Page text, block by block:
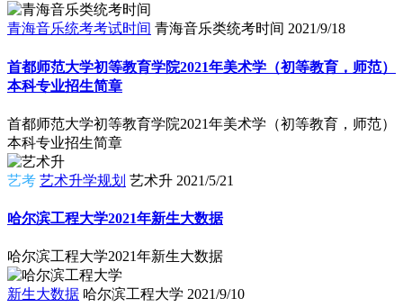
青海音乐统考考试时间 青海音乐类统考时间 2021/9/18
首都师范大学初等教育学院2021年美术学（初等教育，师范）
本科专业招生简章
首都师范大学初等教育学院2021年美术学（初等教育，师范）
本科专业招生简章
艺考 艺术升学规划 艺术升 2021/5/21
哈尔滨工程大学2021年新生大数据
哈尔滨工程大学2021年新生大数据
新生大数据 哈尔滨工程大学 2021/9/10